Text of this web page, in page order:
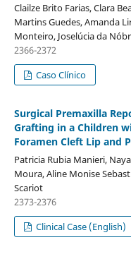
Clailze Brito Farias, Clara
Martins Guedes, Amanda
Monteiro, Joselúcia da
2366-2372
Caso Clínico
Surgical Premaxilla
Grafting in a Children
Foramen Cleft Lip and
Patricia Rubia Manieri,
Moura, Aline Monise
Scariot
2373-2376
Clinical Case (English)